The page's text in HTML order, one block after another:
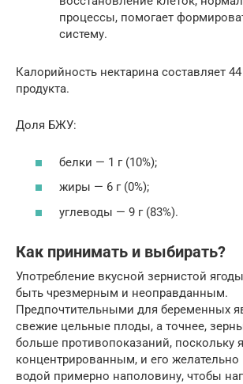
процессы, помогает
систему.
Калорийность нектарина составляет
продукта.
Доля БЖУ:
белки — 1 г (10%);
жиры — 6 г (0%);
углеводы — 9 г (83%).
Как принимать и выбирать?
Употребление вкусной зернистой
быть чрезмерным и неоправданным.
Предпочтительными для беременных
свежие цельные плоды, а точнее,
больше противопоказаний, поскольку
концентрированным, и его желательно
водой примерно наполовину, чтобы